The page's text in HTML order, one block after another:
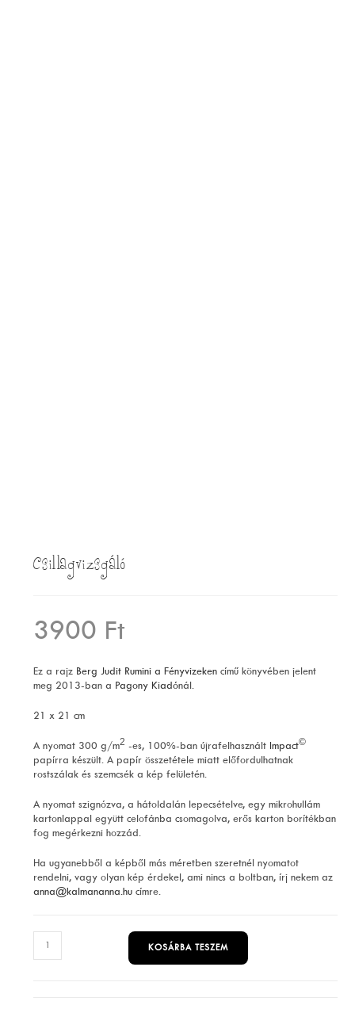
Csillagvizsgáló
3900 Ft
Ez a rajz Berg Judit Rumini a Fényvizeken című könyvébenjelent
meg 2013-ban a Pagony Kiadónál.
21 x 21 cm
A nyomat 300 g/m2 -es, 100%-ban újrafelhasznált Impact©
papírra készült. A papír összetétele miatt előfordulhatnak
rostszálak és szemcsék a kép felületén.
A nyomat szignózva, a hátoldalán lepecsételve, egy mikrohullám
kartonlappal együtt celofánba csomagolva, erős karton borítékban
fog megérkezni hozzád.
Ha ugyanebből a képből más méretben szeretnél nyomatot
rendelni, vagy olyan kép érdekel, ami nincs a boltban, írj nekem az
anna@kalmananna.hu címre.
Csillagvizsgáló
mennyiség
KOSÁRBA TESZEM